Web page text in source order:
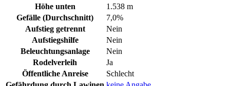
Höhe unten
1.538 m
Gefälle (Durchschnitt)
7,0%
Aufstieg getrennt
Nein
Aufstiegshilfe
Nein
Beleuchtungsanlage
Nein
Rodelverleih
Ja
Öffentliche Anreise
Schlecht